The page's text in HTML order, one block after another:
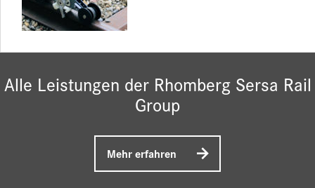
Alle Leistungen der Rhomberg Sersa Rail
Group
Mehr erfahren